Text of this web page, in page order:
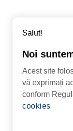
Salut!
Noi
Acest site
vă exprimați
conform
cookies